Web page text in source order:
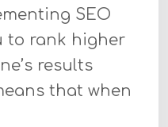
SEO
to rank higher
results
that when